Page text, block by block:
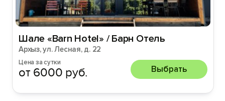
Шале «Barn Hotel» / Барн Отель
Архыз, ул. Лесная, д. 22
Цена за сутки
от 6000 руб. Выбрать